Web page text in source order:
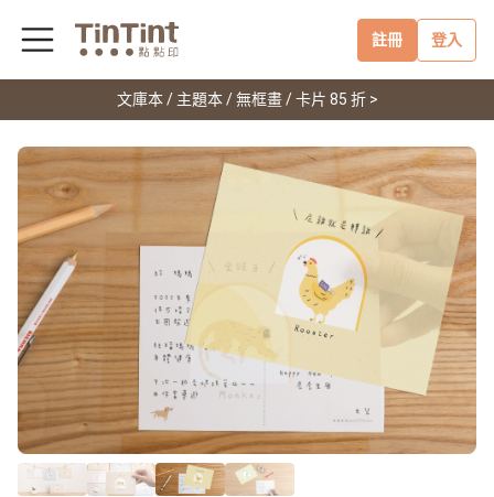
註冊 登入
文庫本 / 主題本 / 無框畫 / 卡片 85 折 >